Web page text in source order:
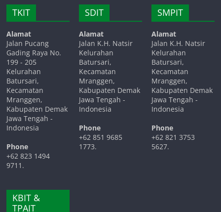
TKIT
Alamat
Jalan Pucang
Gading Raya No.
199 - 205
Kelurahan
Batursari,
Kecamatan
Mranggen,
Kabupaten Demak
Jawa Tengah -
Indonesia
Phone
+62 823 1494
9711.
KBIT &
TPAIT
SDIT
Alamat
Jalan K.H. Natsir
Kelurahan
Batursari,
Kecamatan
Mranggen,
Kabupaten Demak
Jawa Tengah -
Indonesia
Phone
+62 851 9685
1773.
SMPIT
Alamat
Jalan K.H. Natsir
Kelurahan
Batursari,
Kecamatan
Mranggen,
Kabupaten Demak
Jawa Tengah -
Indonesia
Phone
+62 821 3753
5627.